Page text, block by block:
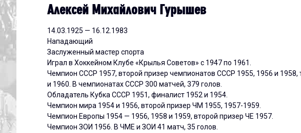
Сахалинские Акулы
ХК Капитан
Алексей Михайлович Гурышев
14.03.1925 — 16.12.1983
Нападающий
Заслуженный мастер спорта
Играл в Хоккейном Клубе «Крылья Советов» с 1947 по 1961.
Чемпион СССР 1957, второй призер чемпионатов СССР 1955, 1956 и 1958,
и 1960. В чемпионатах СССР 300 матчей, 379 голов.
Обладатель Кубка СССР 1951, финалист 1952 и 1954.
Чемпион мира 1954 и 1956, второй призер ЧМ 1955, 1957-1959.
Чемпион Европы 1954 — 1956, 1958 и 1959, второй призер ЧЕ 1957.
Чемпион ЗОИ 1956. В ЧМЕ и ЗОИ 41 матч, 35 голов.